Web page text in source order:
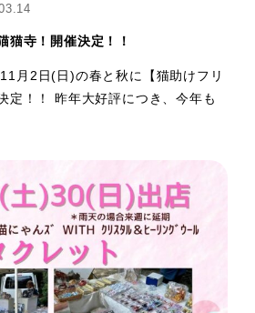
猫寺！開催決定！！
月2日(日)の春と秋に【猫助けフリ
定！！ 昨年大好評につき、今年も